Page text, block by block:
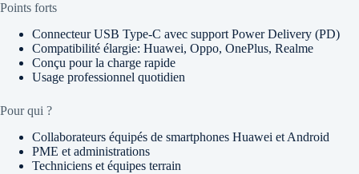
Points forts
Connecteur USB Type-C avec support Power Delivery (PD)
Compatibilité élargie: Huawei, Oppo, OnePlus, Realme
Conçu pour la charge rapide
Usage professionnel quotidien
Pour qui ?
Collaborateurs équipés de smartphones Huawei et Android
PME et administrations
Techniciens et équipes terrain